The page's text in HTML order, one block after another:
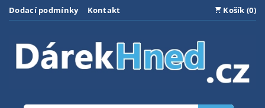
Dodací podmínky Kontakt Košík (0)